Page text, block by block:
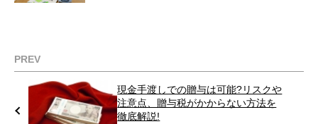
PREV
現金手渡しでの贈与は可能?リスクや
注意点、贈与税がかからない方法を
徹底解説!